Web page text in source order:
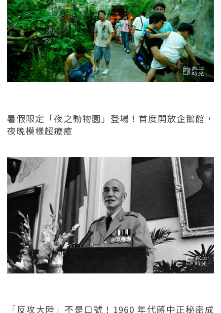
暑假限定「夜之動物園」登場！首度開放企鵝館，
夜晚模樣超療癒
「反攻大陸」不是口號！1960 年代蔣中正秘密成